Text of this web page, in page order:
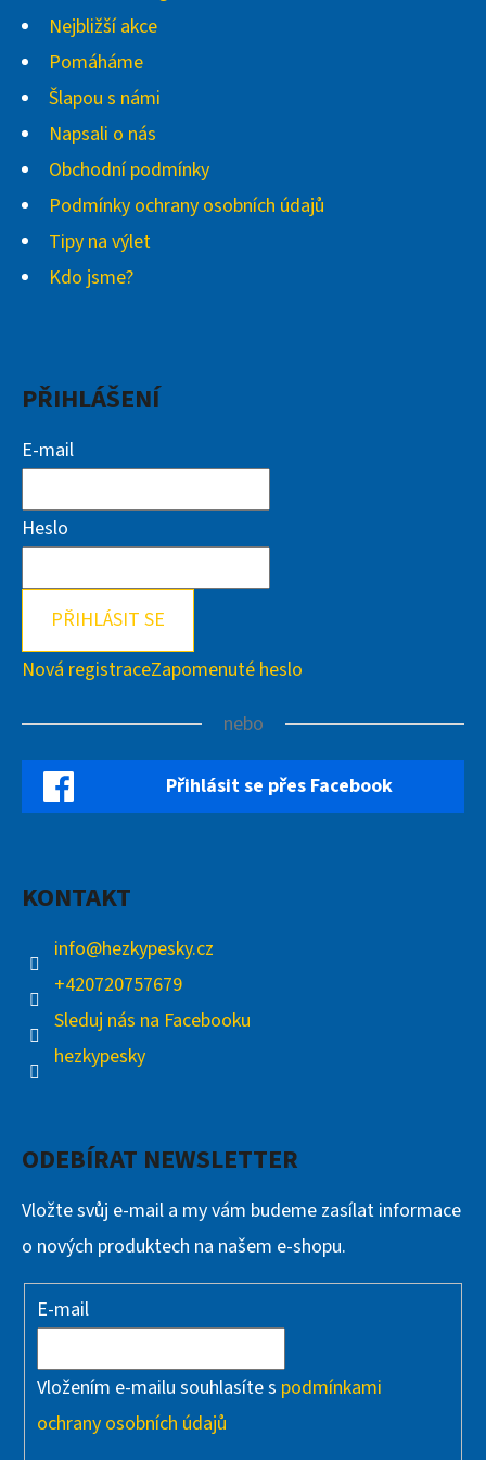
Nejbližší akce
Pomáháme
Šlapou s námi
Napsali o nás
Obchodní podmínky
Podmínky ochrany osobních údajů
Tipy na výlet
Kdo jsme?
PŘIHLÁŠENÍ
E-mail
Heslo
PŘIHLÁSIT SE
Nová registraceZapomenuté heslo
nebo
Přihlásit se přes Facebook
KONTAKT
info@hezkypesky.cz
+420720757679
Sleduj nás na Facebooku
hezkypesky
ODEBÍRAT NEWSLETTER
Vložte svůj e-mail a my vám budeme zasílat informace
o nových produktech na našem e-shopu.
E-mail
Vložením e-mailu souhlasíte s podmínkami
ochrany osobních údajů